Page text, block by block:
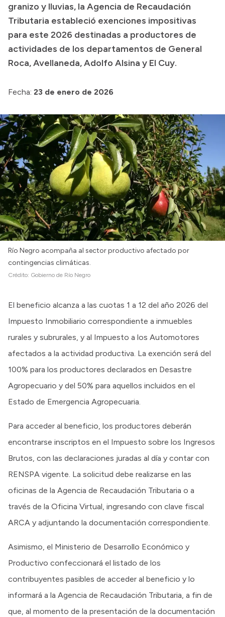
SIU GUARANÍ
SECUNDARIO
TECNICATURAS
CAPACITACIONES
granizo y lluvias, la Agencia de Recaudación
Tributaria estableció exenciones impositivas
para este 2026 destinadas a productores de
actividades de los departamentos de General
Roca, Avellaneda, Adolfo Alsina y El Cuy.
Fecha: 23 de enero de 2026
Río Negro acompaña al sector productivo afectado por
contingencias climáticas.
Crédito: Gobierno de Río Negro
El beneficio alcanza a las cuotas 1 a 12 del año 2026 del
Impuesto Inmobiliario correspondiente a inmuebles
rurales y subrurales, y al Impuesto a los Automotores
afectados a la actividad productiva. La exención será del
100% para los productores declarados en Desastre
Agropecuario y del 50% para aquellos incluidos en el
Estado de Emergencia Agropecuaria.
Para acceder al beneficio, los productores deberán
encontrarse inscriptos en el Impuesto sobre los Ingresos
Brutos, con las declaraciones juradas al día y contar con
RENSPA vigente. La solicitud debe realizarse en las
oficinas de la Agencia de Recaudación Tributaria o a
través de la Oficina Virtual, ingresando con clave fiscal
ARCA y adjuntando la documentación correspondiente.
Asimismo, el Ministerio de Desarrollo Económico y
Productivo confeccionará el listado de los
contribuyentes pasibles de acceder al beneficio y lo
informará a la Agencia de Recaudación Tributaria, a fin de
que, al momento de la presentación de la documentación